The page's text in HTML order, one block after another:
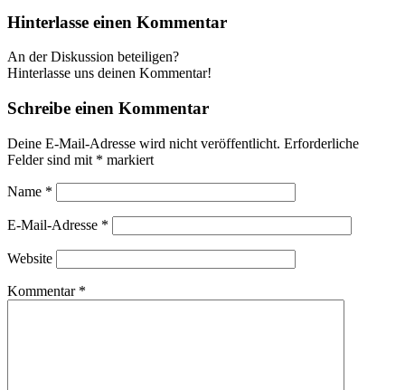
Hinterlasse einen Kommentar
An der Diskussion beteiligen?
Hinterlasse uns deinen Kommentar!
Schreibe einen Kommentar
Deine E-Mail-Adresse wird nicht veröffentlicht. Erforderliche
Felder sind mit * markiert
Name *
E-Mail-Adresse *
Website
Kommentar *